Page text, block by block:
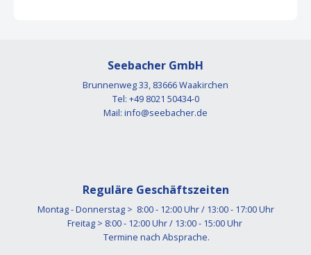
Seebacher GmbH
Brunnenweg 33, 83666 Waakirchen
Tel: +49 8021 50434-0
Mail: info@seebacher.de
Reguläre Geschäftszeiten
Montag - Donnerstag > 8:00 - 12:00 Uhr / 13:00 - 17:00 Uhr
Freitag > 8:00 - 12:00 Uhr / 13:00 - 15:00 Uhr
Termine nach Absprache.